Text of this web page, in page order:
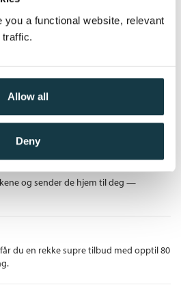
you a functional website, relevant
Allow all
Deny
flamme på besøk til byen, og fyrer
kjærlighet.
2021 399,–
Pris
Kjøp
krimbøkene!
og sender de hjem til deg —
du en rekke supre tilbud med opptil 80